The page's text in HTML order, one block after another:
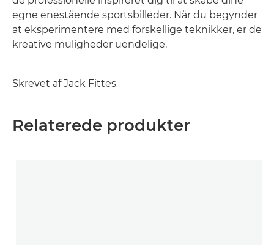
egne enestående sportsbilleder. Når du begynder
at eksperimentere med forskellige teknikker, er de
kreative muligheder uendelige.
Skrevet af Jack Fittes
Relaterede produkter